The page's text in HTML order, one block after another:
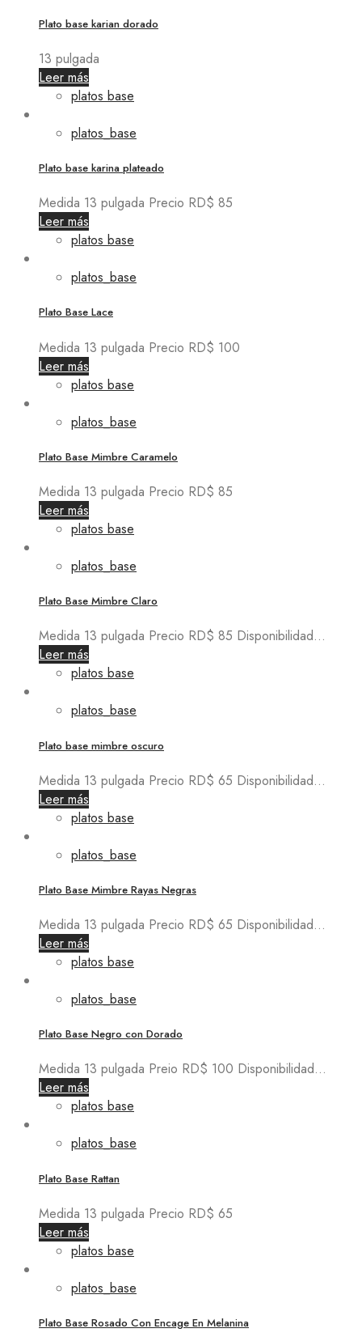
Plato base karian dorado
13 pulgada
Leer más
platos base
platos_base
Plato base karina plateado
Medida 13 pulgada Precio RD$ 85
Leer más
platos base
platos_base
Plato Base Lace
Medida 13 pulgada Precio RD$ 100
Leer más
platos base
platos_base
Plato Base Mimbre Caramelo
Medida 13 pulgada Precio RD$ 85
Leer más
platos base
platos_base
Plato Base Mimbre Claro
Medida 13 pulgada Precio RD$ 85 Disponibilidad...
Leer más
platos base
platos_base
Plato base mimbre oscuro
Medida 13 pulgada Precio RD$ 65 Disponibilidad...
Leer más
platos base
platos_base
Plato Base Mimbre Rayas Negras
Medida 13 pulgada Precio RD$ 65 Disponibilidad...
Leer más
platos base
platos_base
Plato Base Negro con Dorado
Medida 13 pulgada Preio RD$ 100 Disponibilidad...
Leer más
platos base
platos_base
Plato Base Rattan
Medida 13 pulgada Precio RD$ 65
Leer más
platos base
platos_base
Plato Base Rosado Con Encage En Melanina